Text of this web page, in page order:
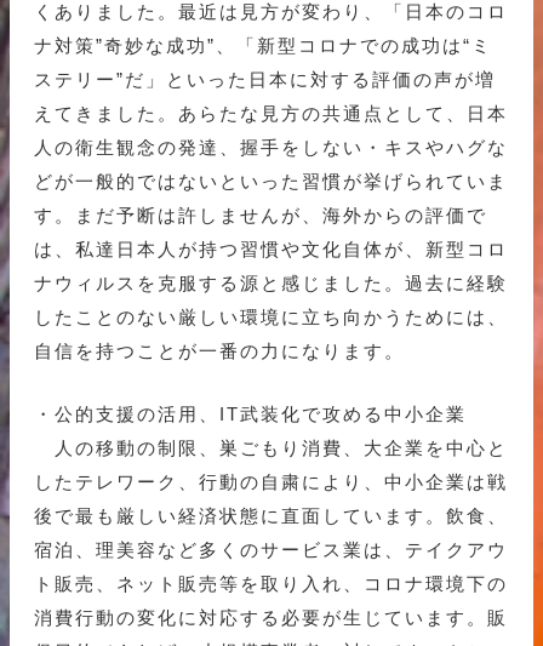
くありました。最近は見方が変わり、「日本のコロ
ナ対策”奇妙な成功”、「新型コロナでの成功は“ミ
ステリー”だ」といった日本に対する評価の声が増
えてきました。あらたな見方の共通点として、日本
人の衛生観念の発達、握手をしない・キスやハグな
どが一般的ではないといった習慣が挙げられていま
す。まだ予断は許しませんが、海外からの評価で
は、私達日本人が持つ習慣や文化自体が、新型コロ
ナウィルスを克服する源と感じました。過去に経験
したことのない厳しい環境に立ち向かうためには、
自信を持つことが一番の力になります。
・公的支援の活用、IT武装化で攻める中小企業
人の移動の制限、巣ごもり消費、大企業を中心と
したテレワーク、行動の自粛により、中小企業は戦
後で最も厳しい経済状態に直面しています。飲食、
宿泊、理美容など多くのサービス業は、テイクアウ
ト販売、ネット販売等を取り入れ、コロナ環境下の
消費行動の変化に対応する必要が生じています。販